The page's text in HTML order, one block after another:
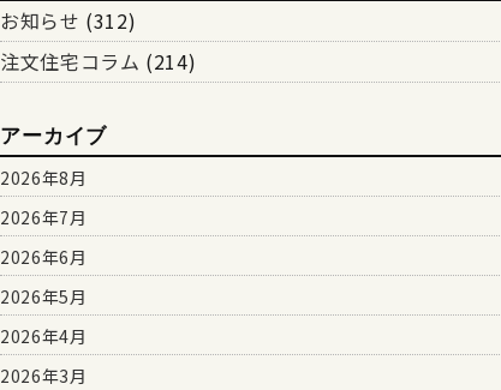
お知らせ (312)
注文住宅コラム (214)
アーカイブ
2026年8月
2026年7月
2026年6月
2026年5月
2026年4月
2026年3月